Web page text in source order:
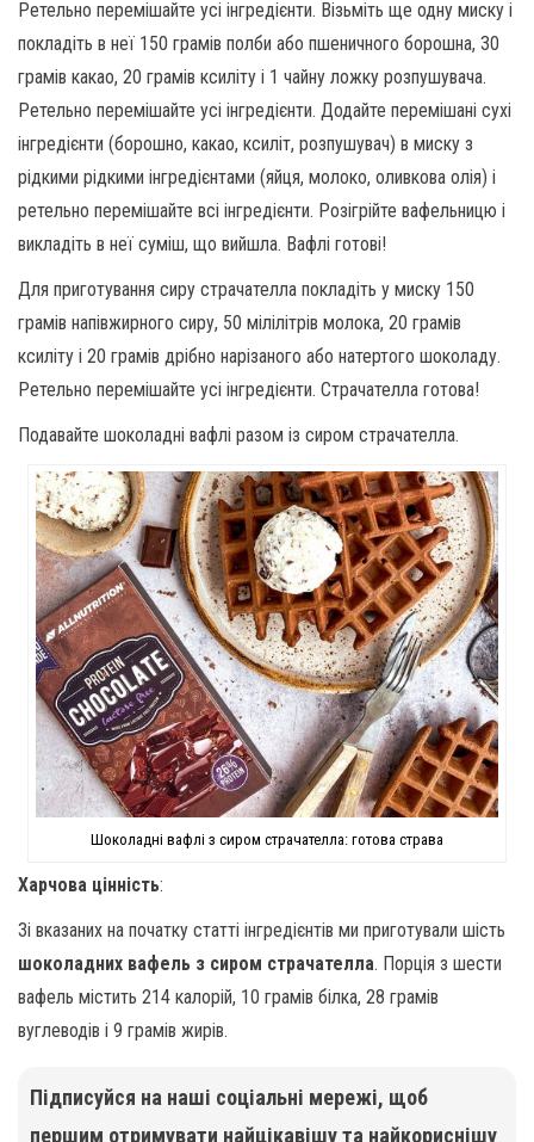
Ретельно перемішайте усі інгредієнти. Візьміть ще одну миску і
покладіть в неї 150 грамів полби або пшеничного борошна, 30
грамів какао, 20 грамів ксиліту і 1 чайну ложку розпушувача.
Ретельно перемішайте усі інгредієнти. Додайте перемішані сухі
інгредієнти (борошно, какао, ксиліт, розпушувач) в миску з
рідкими рідкими інгредієнтами (яйця, молоко, оливкова олія) і
ретельно перемішайте всі інгредієнти. Розігрійте вафельницю і
викладіть в неї суміш, що вийшла. Вафлі готові!
Для приготування сиру страчателла покладіть у миску 150
грамів напівжирного сиру, 50 мілілітрів молока, 20 грамів
ксиліту і 20 грамів дрібно нарізаного або натертого шоколаду.
Ретельно перемішайте усі інгредієнти. Страчателла готова!
Подавайте шоколадні вафлі разом із сиром страчателла.
Шоколадні вафлі з сиром страчателла: готова страва
Харчова цінність:
Зі вказаних на початку статті інгредієнтів ми приготували шість
шоколадних вафель з сиром страчателла. Порція з шести
вафель містить 214 калорій, 10 грамів білка, 28 грамів
вуглеводів і 9 грамів жирів.
Підписуйся на наші соціальні мережі, щоб
першим отримувати найцікавішу та найкориснішу